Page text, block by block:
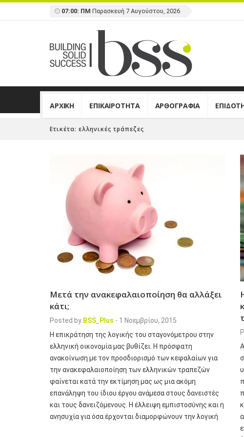
07:00: ΠΜ Παρασκευή 7 Αυγούστου, 2026
ΑΡΧΙΚΗ ΕΠΙΚΑΙΡΟΤΗΤΑ ΑΡΘΟΓΡΑΦΙΑ
Ετικέτα: ελληνικές τράπεζες
Μετά την ανακεφαλαιοποίηση θα αλλάξει
κάτι;
Posted by BSS_Plus - 1 Νοεμβρίου, 2015
Η επικράτηση της λογικής του σταγονόμετρου στην
ελληνική οικονομία μας βυθίζει. Η πρόσφατη
ανακοίνωση με τον προσδιορισμό των κεφαλαίων για
την ανακεφαλαιοποίηση των ελληνικών τραπεζών
φαίνεται κατά την εκτίμηση μας ως μια ακόμη
επανάληψη του ίδιου έργου ανάμεσα στους δανειστές
και τους δανειζόμενους. Η έλλειψη εμπιστοσύνης και η
ανησυχία για όσα έρχονται διαμορφώνουν την λογική